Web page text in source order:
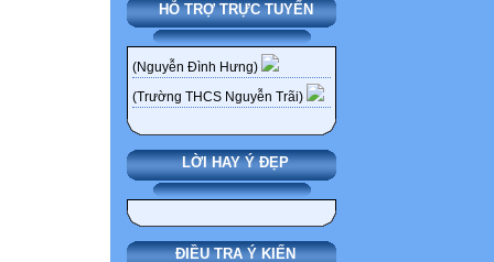
HỖ TRỢ TRỰC TUYẾN
(Nguyễn Đình Hưng)
(Trường THCS Nguyễn Trãi)
LỜI HAY Ý ĐẸP
ĐIỀU TRA Ý KIẾN